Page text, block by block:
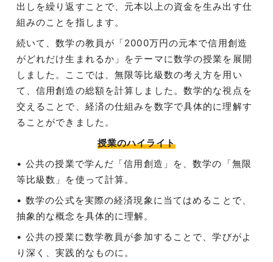
出しを繰り返すことで、元本以上の資金を生み出す仕
組みのことを指します。
続いて、数学の教員が「2000万円の元本で信用創造
がどれだけ生まれるか」をテーマに数学の授業を展開
しました。ここでは、無限等比級数の考え方を用い
て、信用創造の総額を計算しました。数学的な視点を
交えることで、経済の仕組みを数字で具体的に理解す
ることができました。
授業のハイライト
• 公共の授業で学んだ「信用創造」を、数学の「無限
等比級数」を使って計算。
• 数学の公式を実際の経済現象に当てはめることで、
抽象的な概念を具体的に理解。
• 公共の授業に数学教員が参加することで、学びがよ
り深く、実践的なものに。